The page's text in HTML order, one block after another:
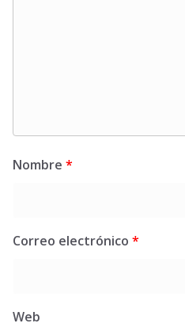
Nombre *
Correo electrónico *
Web